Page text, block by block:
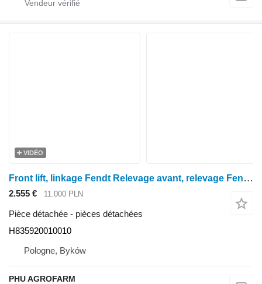
VIDÉO
Front lift, linkage Fendt Relevage avant, relevage Fendt 824 SCR H835920010010 pour tracteur à roues Fendt 824 SCR
2.555 € 11.000 PLN
Pièce détachée - pièces détachées
H835920010010
Pologne, Byków
PHU AGROFARM